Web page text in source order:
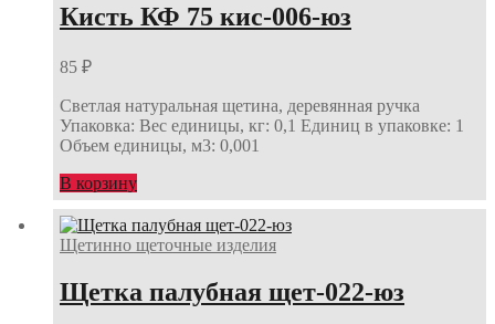
Кисть КФ 75 кис-006-юз
85 ₽
Светлая натуральная щетина, деревянная ручка
Упаковка: Вес единицы, кг: 0,1 Единиц в упаковке: 1
Объем единицы, м3: 0,001
В корзину
Щетинно щеточные изделия
Щетка палубная щет-022-юз